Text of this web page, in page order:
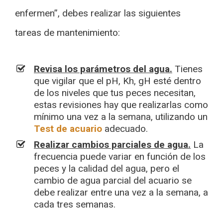
enfermen”, debes realizar las siguientes
tareas de mantenimiento:
Revisa los parámetros del agua. Tienes
que vigilar que el pH, Kh, gH esté dentro
de los niveles que tus peces necesitan,
estas revisiones hay que realizarlas como
mínimo una vez a la semana, utilizando un
Test de acuario adecuado.
Realizar cambios parciales de agua. La
frecuencia puede variar en función de los
peces y la calidad del agua, pero el
cambio de agua parcial del acuario se
debe realizar entre una vez a la semana, a
cada tres semanas.